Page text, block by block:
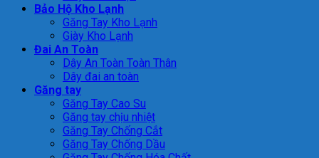
Bảo Hộ Kho Lạnh
Găng Tay Kho Lạnh
Giày Kho Lạnh
Đai An Toàn
Dây An Toàn Toàn Thân
Dây đai an toàn
Găng tay
Găng Tay Cao Su
Găng tay chịu nhiệt
Găng Tay Chống Cắt
Găng Tay Chống Dầu